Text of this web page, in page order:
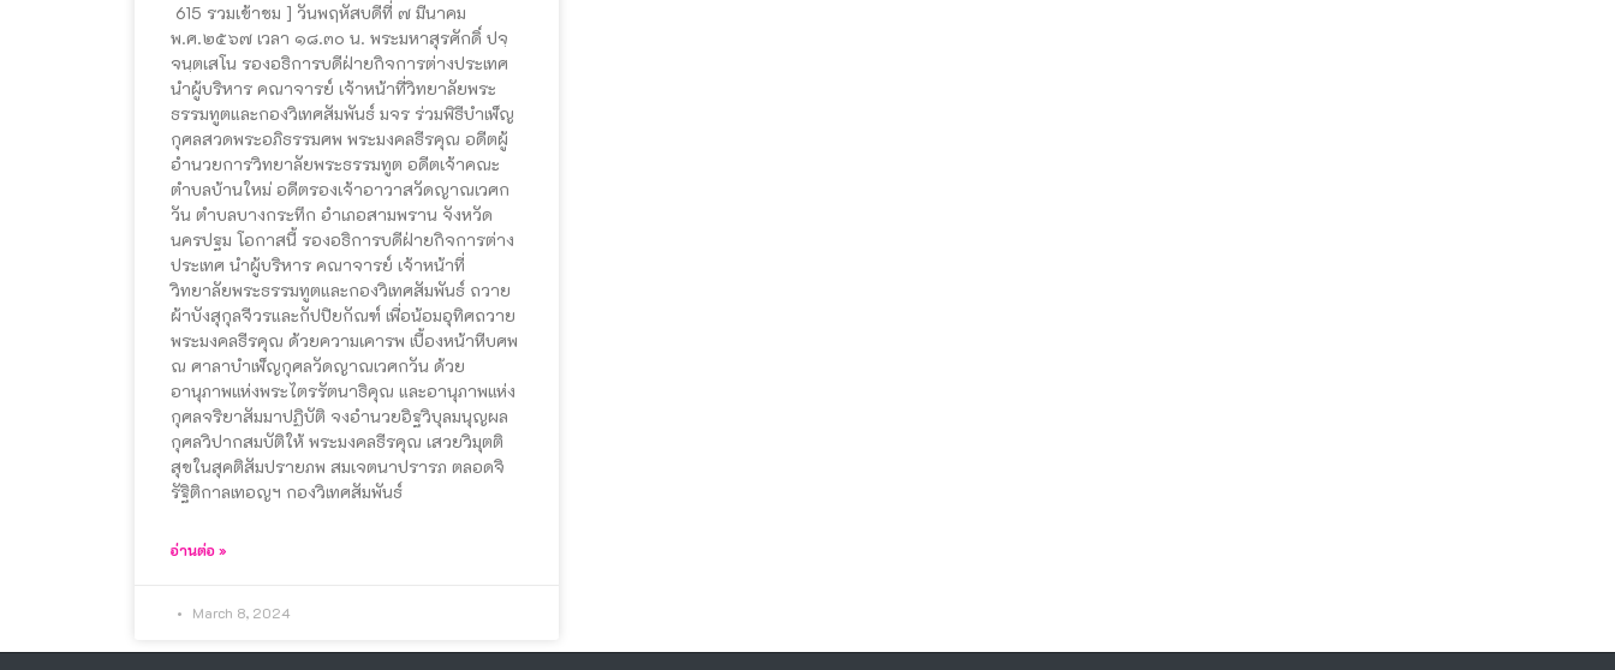
615 รวมเข้าชม ] วันพฤหัสบดีที่ ๗ มีนาคม
พ.ศ.๒๕๖๗ เวลา ๑๘.๓๐ น. พระมหาสุรศักดิ์ ปจฺ
จนฺตเสโน รองอธิการบดีฝ่ายกิจการต่างประเทศ
นำผู้บริหาร คณาจารย์ เจ้าหน้าที่วิทยาลัยพระ
ธรรมทูตและกองวิเทศสัมพันธ์ มจร ร่วมพิธีบำเพ็ญ
กุศลสวดพระอภิธรรมศพ พระมงคลธีรคุณ อดีตผู้
อำนวยการวิทยาลัยพระธรรมทูต อดีตเจ้าคณะ
ตำบลบ้านใหม่ อดีตรองเจ้าอาวาสวัดญาณเวศก
วัน ตำบลบางกระทึก อำเภอสามพราน จังหวัด
นครปฐม โอกาสนี้ รองอธิการบดีฝ่ายกิจการต่าง
ประเทศ นำผู้บริหาร คณาจารย์ เจ้าหน้าที่
วิทยาลัยพระธรรมทูตและกองวิเทศสัมพันธ์ ถวาย
ผ้าบังสุกุลจีวรและกัปปิยกัณฑ์ เพื่อน้อมอุทิศถวาย
พระมงคลธีรคุณ ด้วยความเคารพ เบื้องหน้าหีบศพ
ณ ศาลาบำเพ็ญกุศลวัดญาณเวศกวัน ด้วย
อานุภาพแห่งพระไตรรัตนาธิคุณ และอานุภาพแห่ง
กุศลจริยาสัมมาปฏิบัติ จงอำนวยอิฐวิบุลมนุญผล
กุศลวิปากสมบัติให้ พระมงคลธีรคุณ เสวยวิมุตติ
สุขในสุคติสัมปรายภพ สมเจตนาปรารภ ตลอดจิ
รัฐิติกาลเทอญฯ กองวิเทศสัมพันธ์
อ่านต่อ »
March 8, 2024